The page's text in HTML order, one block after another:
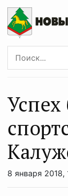
Успех
8 января 2018,